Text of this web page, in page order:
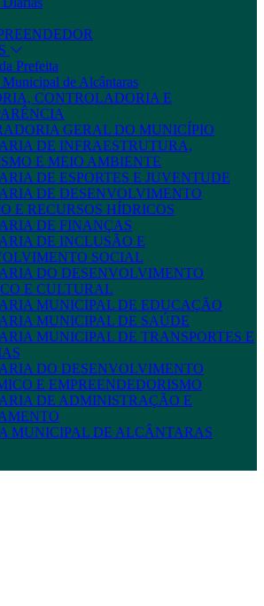
Prefeita
de Alcântaras
CONTROLADORIA E
GERAL DO MUNICÍPIO
DE INFRAESTRUTURA,
E MEIO AMBIENTE
DE ESPORTES E JUVENTUDE
DE DESENVOLVIMENTO
E RECURSOS HÍDRICOS
DE FINANÇAS
DE INCLUSÃO E
SOCIAL
DO DESENVOLVIMENTO
E CULTURAL
MUNICIPAL DE EDUCAÇÃO
MUNICIPAL DE SAÚDE
MUNICIPAL DE TRANSPORTES E
DO DESENVOLVIMENTO
E EMPREENDEDORISMO
DE ADMINISTRAÇÃO E
MUNICIPAL DE ALCÂNTARAS